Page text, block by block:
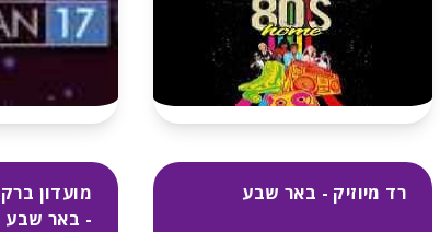
רד מיוזיק - באר שבע
- באר שבע